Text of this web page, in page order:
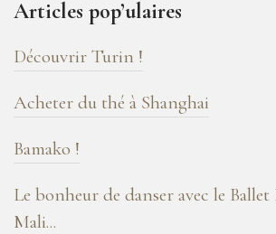
de
blog
!
Articles pop’ulaires
Découvrir Turin !
Acheter du thé à Shanghai
Bamako !
Le bonheur de danser avec le
Mali...